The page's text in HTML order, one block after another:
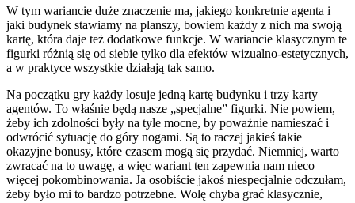
W tym wariancie duże znaczenie ma, jakiego konkretnie agenta i
jaki budynek stawiamy na planszy, bowiem każdy z nich ma swoją
kartę, która daje też dodatkowe funkcje. W wariancie klasycznym te
figurki różnią się od siebie tylko dla efektów wizualno-estetycznych,
a w praktyce wszystkie działają tak samo.
Na początku gry każdy losuje jedną kartę budynku i trzy karty
agentów. To właśnie będą nasze „specjalne” figurki. Nie powiem,
żeby ich zdolności były na tyle mocne, by poważnie namieszać i
odwrócić sytuację do góry nogami. Są to raczej jakieś takie
okazyjne bonusy, które czasem mogą się przydać. Niemniej, warto
zwracać na to uwagę, a więc wariant ten zapewnia nam nieco
więcej pokombinowania. Ja osobiście jakoś niespecjalnie odczułam,
żeby było mi to bardzo potrzebne. Wolę chyba grać klasycznie,